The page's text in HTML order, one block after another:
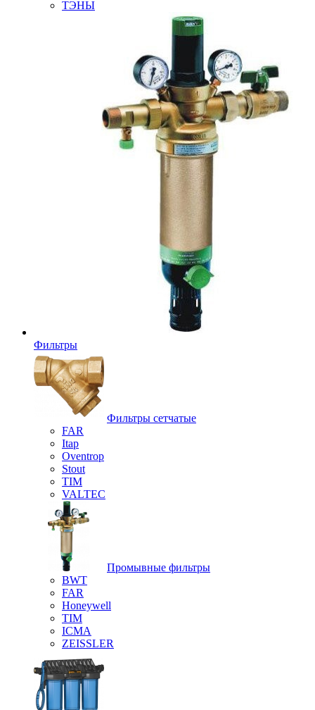
ТЭНЫ
Фильтры
Фильтры сетчатые
FAR
Itap
Oventrop
Stout
TIM
VALTEC
Промывные фильтры
BWT
FAR
Honeywell
TIM
ICMA
ZEISSLER